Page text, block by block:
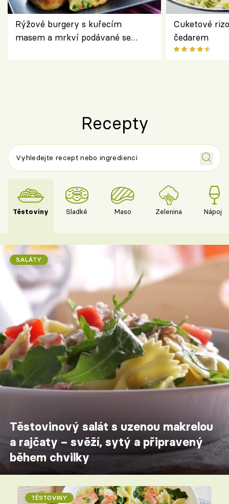
Rýžové burgery s kuřecím
masem a mrkví podávané se
Cuketové
čedarem
Recepty
Těstoviny Sladké Maso Zelenina Nápoje
SALÁTY
Těstovinový salát s uzenou makrelou
a rajčaty – svěží, sytý a připravený
během chvilky
TĚSTOVINY